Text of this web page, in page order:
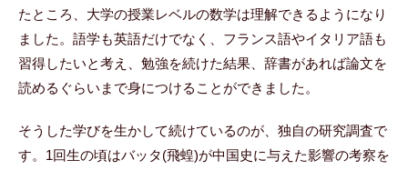
たところ、大学の授業レベルの数学は理解できるようになり
ました。語学も英語だけでなく、フランス語やイタリア語も
習得したいと考え、勉強を続けた結果、辞書があれば論文を
読めるぐらいまで身につけることができました。
そうした学びを生かして続けているのが、独自の研究調査で
す。1回生の頃はバッタ(飛蝗)が中国史に与えた影響の考察を